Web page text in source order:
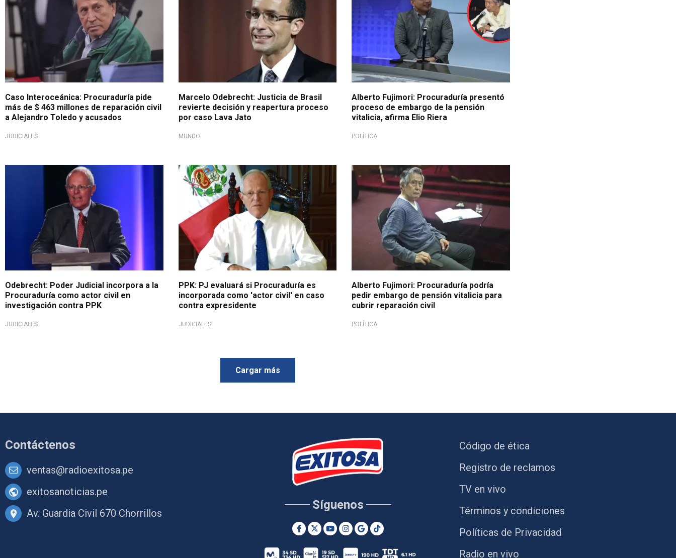
Caso Interoceánica: Procuraduría pide
más de $ 463 millones de reparación civil
a Alejandro Toledo y acusados
JUDICIALES
Marcelo Odebrecht: Justicia de Brasil
revierte decisión y reapertura proceso
por caso Lava Jato
MUNDO
Alberto Fujimori: Procuraduría presentó
proceso de embargo de la pensión
vitalicia, afirma Elio Riera
POLÍTICA
Presunto lavado de activos
Odebrecht: Poder Judicial incorpora a la
Procuraduría como actor civil en
investigación contra PPK
JUDICIALES
Por aportes en campaña
PPK: PJ evaluará si Procuraduría es
incorporada como 'actor civil' en caso
contra expresidente
JUDICIALES
Tras aprobación de Congreso
Alberto Fujimori: Procuraduría podría
pedir embargo de pensión vitalicia para
cubrir reparación civil
POLÍTICA
Cargar más
Contáctenos
ventas@radioexitosa.pe
exitosanoticias.pe
Av. Guardia Civil 670 Chorrillos
Síguenos
Código de ética
Registro de reclamos
TV en vivo
Términos y condiciones
Políticas de Privacidad
Radio en vivo